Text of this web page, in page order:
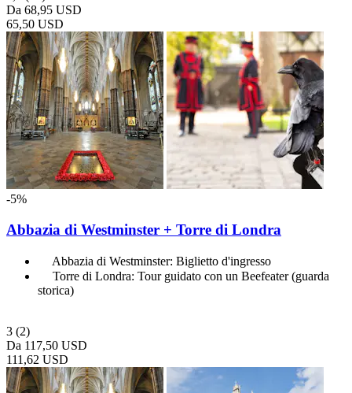
Da 68,95 USD
65,50 USD
-5%
Abbazia di Westminster + Torre di Londra
Abbazia di Westminster: Biglietto d'ingresso
Torre di Londra: Tour guidato con un Beefeater (guarda
storica)
3 (2)
Da 117,50 USD
111,62 USD